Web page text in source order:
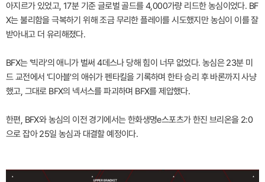
아지르가 있었고, 17분 기준 글로벌 골드를 4,000가량 리드한 농심이었다. BF
X는 불리함을 극복하기 위해 조금 무리한 플레이를 시도했지만 농심이 이를 잘
받아내고 더 유리해졌다.
BFX는 '빅라'의 애니가 벌써 4데스나 당해 힘이 너무 없었다. 농심은 23분 미
드 교전에서 '디아블'의 애쉬가 펜타킬을 기록하며 한타 승리 후 바론까지 사냥
했고, 그대로 BFX의 넥서스를 파괴하며 BFX를 제압했다.
한편, BFX와 농심의 이전 경기에서는 한화생명e스포츠가 한진 브리온을 2:0
으로 잡아 25일 농심과 대결할 예정이다.